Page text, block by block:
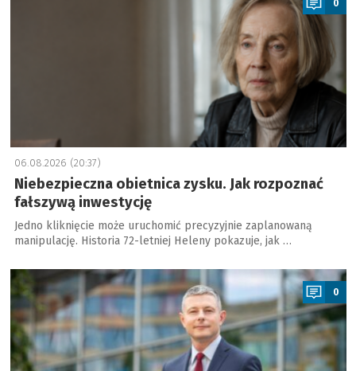
0
06.08.2026 (20:37)
Niebezpieczna obietnica zysku. Jak rozpoznać
fałszywą inwestycję
Jedno kliknięcie może uruchomić precyzyjnie zaplanowaną
manipulację. Historia 72-letniej Heleny pokazuje, jak …
a
0